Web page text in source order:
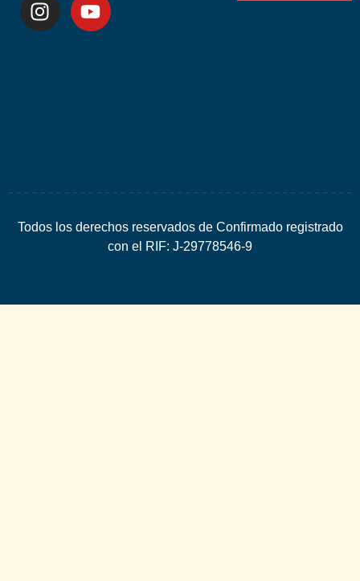
Todos los derechos reservados de Confirmado registrado
con el RIF: J-29778546-9